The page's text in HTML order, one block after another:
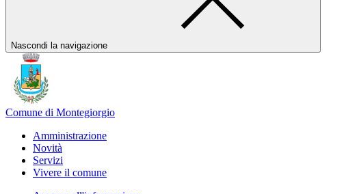
Nascondi la navigazione
Comune di Montegiorgio
Amministrazione
Novità
Servizi
Vivere il comune